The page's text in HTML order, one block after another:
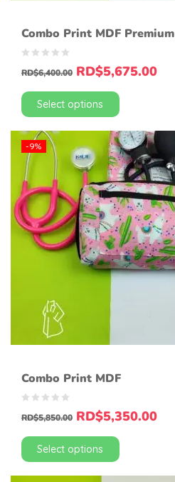
Combo Print MDF Premium
RD$6,400.00 RD$5,675.00
Select options
-9%
Combo Print MDF
RD$5,850.00 RD$5,350.00
Select options